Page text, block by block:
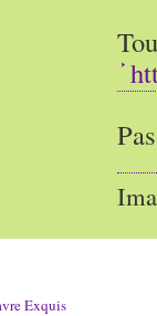
Exquis